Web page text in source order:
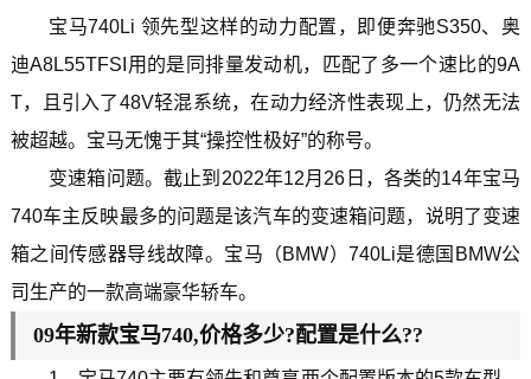
宝马740Li 领先型这样的动力配置，即便奔驰S350、奥
迪A8L55TFSI用的是同排量发动机，匹配了多一个速比的9A
T，且引入了48V轻混系统，在动力经济性表现上，仍然无法
被超越。宝马无愧于其“操控性极好”的称号。
变速箱问题。截止到2022年12月26日，各类的14年宝马
740车主反映最多的问题是该汽车的变速箱问题，说明了变速
箱之间传感器导线故障。宝马（BMW）740Li是德国BMW公
司生产的一款高端豪华轿车。
09年新款宝马740,价格多少?配置是什么??